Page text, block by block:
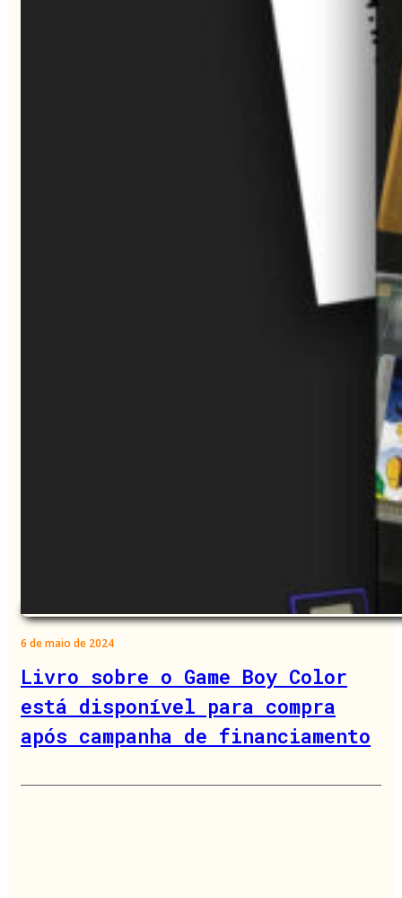
6 de maio de 2024
Livro sobre o Game Boy Color
está disponível para compra
após campanha de financiamento